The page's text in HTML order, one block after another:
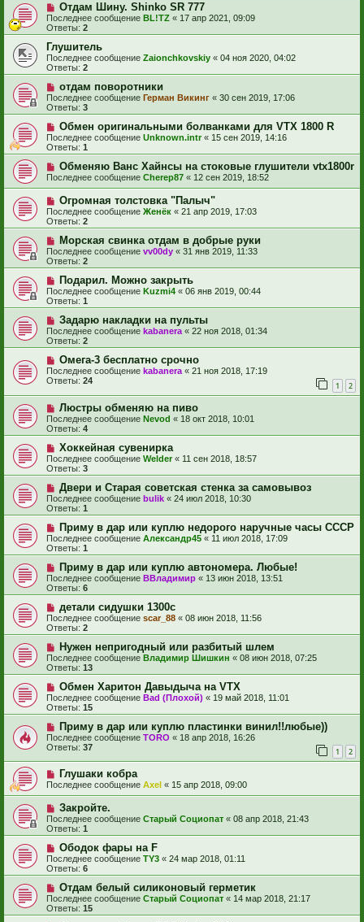
Отдам Шину. Shinko SR 777
Последнее сообщение BL!TZ « 17 апр 2021, 09:09
Ответы: 2
Глушитель
Последнее сообщение Zaionchkovskiy « 04 ноя 2020, 04:02
Ответы: 2
отдам поворотники
Последнее сообщение Герман Викинг « 30 сен 2019, 17:06
Ответы: 3
Обмен оригинальными болванками для VTX 1800 R
Последнее сообщение Unknown.intr« 15 сен 2019, 14:16
Ответы: 1
Обменяю Ванс Хайнсы на стоковые глушители vtx1800r
Последнее сообщение Cherep87 « 12 сен 2019, 18:52
Огромная толстовка "Палыч"
Последнее сообщение Женёк « 21 апр 2019, 17:03
Ответы: 2
Морская свинка отдам в добрые руки
Последнее сообщение vv00dy « 31 янв 2019, 11:33
Ответы: 2
Подарил. Можно закрыть
Последнее сообщение Kuzmi4 « 06 янв 2019, 00:44
Ответы: 1
Задарю накладки на пульты
Последнее сообщение kabanera « 22 ноя 2018, 01:34
Ответы: 2
Омега-3 бесплатно срочно
Последнее сообщение kabanera « 21 ноя 2018, 17:19
Ответы: 24 1 2
Люстры обменяю на пиво
Последнее сообщение Nevod « 18 окт 2018, 10:01
Ответы: 4
Хоккейная сувенирка
Последнее сообщение Welder« 11 сен 2018, 18:57
Ответы: 3
Двери и Старая советская стенка за самовывоз
Последнее сообщение bulik « 24 июл 2018, 10:30
Ответы: 1
Приму в дар или куплю недорого наручные часы СССР
Последнее сообщение Александр45 « 11 июл 2018, 17:09
Ответы: 1
Приму в дар или куплю автономера. Любые!
Последнее сообщение ВВладимир « 13 июн 2018, 13:51
Ответы: 6
детали сидушки 1300с
Последнее сообщение scar_88 « 08 июн 2018, 11:56
Ответы: 2
Нужен непригодный или разбитый шлем
Последнее сообщение Владимир Шишкин « 08 июн 2018, 07:25
Ответы: 13
Обмен Харитон Давыдыча на VTX
Последнее сообщение Bad (Плохой) « 19 май 2018, 11:01
Ответы: 15
Приму в дар или куплю пластинки винил!!любые))
Последнее сообщение TORO « 18 апр 2018, 16:26
Ответы: 37 1 2
Глушаки кобра
Последнее сообщение Axel « 15 апр 2018, 09:00
Закройте.
Последнее сообщение Старый Социопат « 08 апр 2018, 21:43
Ответы: 1
Ободок фары на F
Последнее сообщение TY3 « 24 мар 2018, 01:11
Ответы: 6
Отдам белый силиконовый герметик
Последнее сообщение Старый Социопат « 14 мар 2018, 21:17
Ответы: 15